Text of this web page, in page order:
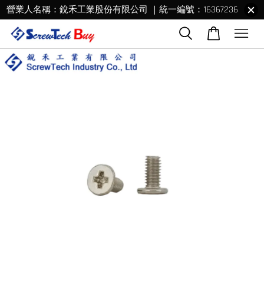
營業人名稱：銳禾工業股份有限公司 ｜統一編號：16367236